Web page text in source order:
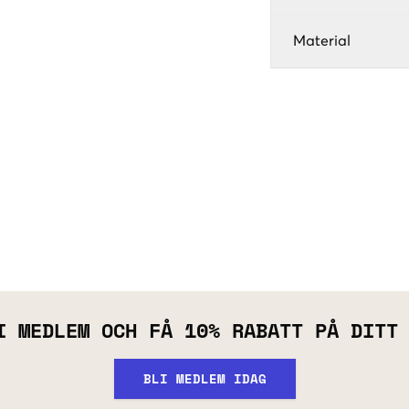
Material
MEDLEM OCH FÅ 10% RABATT PÅ DITT
BLI MEDLEM IDAG